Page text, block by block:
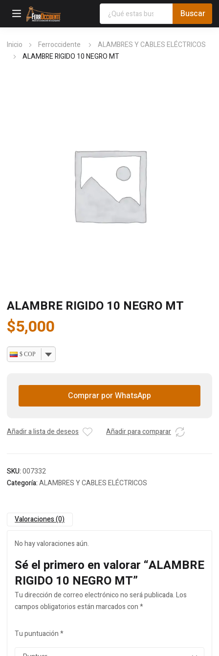
Inicio Ferroccidente
ALAMBRES Y CABLES ELÉCTRICOS
ALAMBRE RIGIDO 10 NEGRO MT
ALAMBRE RIGIDO 10 NEGRO MT
$5,000
$ COP
Comprar por WhatsApp
Añadir a lista de deseos Añadir para comparar
SKU:007332
Categoría:ALAMBRES Y CABLES ELÉCTRICOS
Valoraciones (0)
No hay valoraciones aún.
Sé el primero en valorar “ALAMBRE
RIGIDO 10 NEGRO MT”
Tu dirección de correo electrónico no será publicada.Los
campos obligatorios están marcados con*
Tu puntuación*